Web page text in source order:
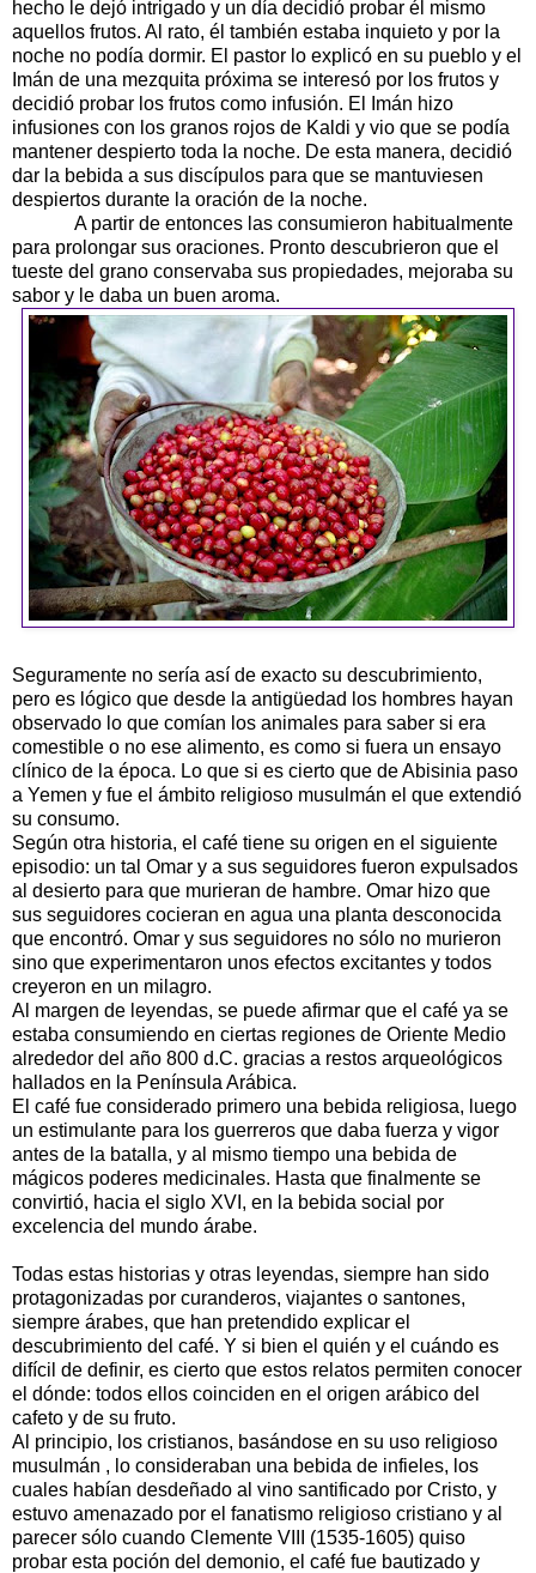
hecho le dejó intrigado y un día decidió probar él mismo
aquellos frutos. Al rato, él también estaba inquieto y por la
noche no podía dormir. El pastor lo explicó en su pueblo y el
Imán de una mezquita próxima se interesó por los frutos y
decidió probar los frutos como infusión. El Imán hizo
infusiones con los granos rojos de Kaldi y vio que se podía
mantener despierto toda la noche. De esta manera, decidió
dar la bebida a sus discípulos para que se mantuviesen
despiertos durante la oración de la noche.
A partir de entonces las consumieron habitualmente
para prolongar sus oraciones. Pronto descubrieron que el
tueste del grano conservaba sus propiedades, mejoraba su
sabor y le daba un buen aroma.
Seguramente no sería así de exacto su descubrimiento,
pero es lógico que desde la antigüedad los hombres hayan
observado lo que comían los animales para saber si era
comestible o no ese alimento, es como si fuera un ensayo
clínico de la época. Lo que si es cierto que de Abisinia paso
a Yemen y fue el ámbito religioso musulmán el que extendió
su consumo.
Según otra historia, el café tiene su origen en el siguiente
episodio: un tal Omar y a sus seguidores fueron expulsados
al desierto para que murieran de hambre. Omar hizo que
sus seguidores cocieran en agua una planta desconocida
que encontró. Omar y sus seguidores no sólo no murieron
sino que experimentaron unos efectos excitantes y todos
creyeron en un milagro.
Al margen de leyendas, se puede afirmar que el café ya se
estaba consumiendo en ciertas regiones de Oriente Medio
alrededor del año 800 d.C. gracias a restos arqueológicos
hallados en la Península Arábica.
El café fue considerado primero una bebida religiosa, luego
un estimulante para los guerreros que daba fuerza y vigor
antes de la batalla, y al mismo tiempo una bebida de
mágicos poderes medicinales. Hasta que finalmente se
convirtió, hacia el siglo XVI, en la bebida social por
excelencia del mundo árabe.
Todas estas historias y otras leyendas, siempre han sido
protagonizadas por curanderos, viajantes o santones,
siempre árabes, que han pretendido explicar el
descubrimiento del café. Y si bien el quién y el cuándo es
difícil de definir, es cierto que estos relatos permiten conocer
el dónde: todos ellos coinciden en el origen arábico del
cafeto y de su fruto.
Al principio, los cristianos, basándose en su uso religioso
musulmán , lo consideraban una bebida de infieles, los
cuales habían desdeñado al vino santificado por Cristo, y
estuvo amenazado por el fanatismo religioso cristiano y al
parecer sólo cuando Clemente VIII (1535-1605) quiso
probar esta poción del demonio, el café fue bautizado y